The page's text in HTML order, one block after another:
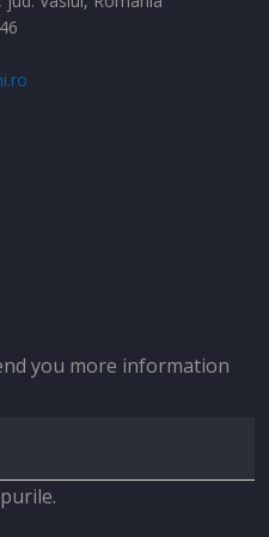
you more information